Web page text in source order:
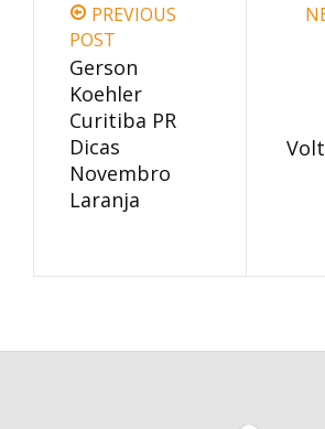
PREVIOUS
POST
Gerson
Koehler
Curitiba PR
Dicas
Novembro
Laranja